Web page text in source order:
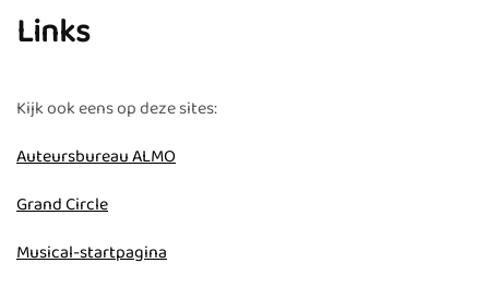
Links
Kijk ook eens op deze sites:
Auteursbureau ALMO
Grand Circle
Musical-startpagina